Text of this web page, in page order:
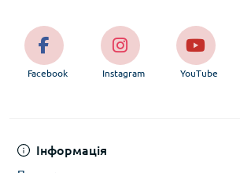
Інформація
Facebook Instagram YouTube